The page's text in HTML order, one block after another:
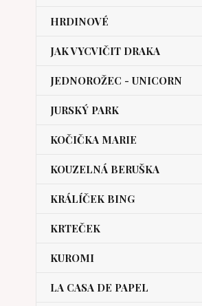
HRDINOVÉ
JAK VYCVIČIT DRAKA
JEDNOROŽEC - UNICORN
JURSKÝ PARK
KOČIČKA MARIE
KOUZELNÁ BERUŠKA
KRÁLÍČEK BING
KRTEČEK
KUROMI
LA CASA DE PAPEL